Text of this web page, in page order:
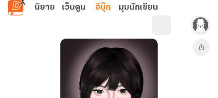
ข้ามไปยังเนื้อหาหลัก
นิยาย เว็บตูน อีบุ๊ก มุมนักเขียน